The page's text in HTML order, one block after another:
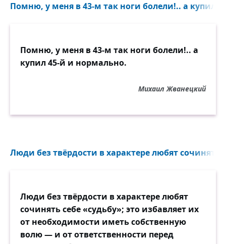
Помню, у меня в 43-м так ноги болели!.. а купил
Помню, у меня в 43-м так ноги болели!.. а
купил 45-й и нормально.
Михаил Жванецкий
Люди без твёрдости в характере любят сочинять
Люди без твёрдости в характере любят
сочинять себе «судьбу»; это избавляет их
от необходимости иметь собственную
волю — и от ответственности перед